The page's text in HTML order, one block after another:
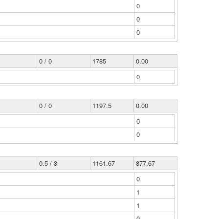
0
0
0
0 / 0 1785
0.00
0
0 / 0 1197.5
0.00
0
0
0.5 / 3 1161.67
877.67
0
1
1